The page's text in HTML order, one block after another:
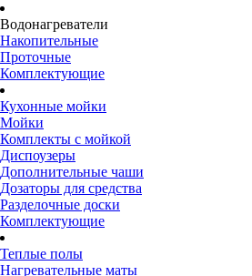
Водонагреватели
Накопительные
Проточные
Комплектующие
Кухонные мойки
Мойки
Комплекты с мойкой
Диспоузеры
Дополнительные чаши
Дозаторы для средства
Разделочные доски
Комплектующие
Теплые полы
Нагревательные маты